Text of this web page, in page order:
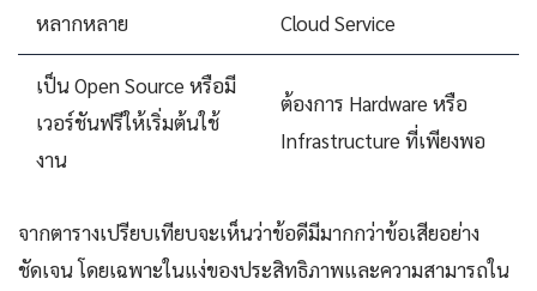
หลากหลาย
Cloud Service
เป็น Open Source หรือมี
เวอร์ชันฟรีให้เริ่มต้นใช้
งาน
ต้องการ Hardware หรือ
Infrastructure ที่เพียงพอ
จากตารางเปรียบเทียบจะเห็นว่าข้อดีมีมากกว่าข้อเสียอย่าง
ชัดเจน โดยเฉพาะในแง่ของประสิทธิภาพและความสามารถใน